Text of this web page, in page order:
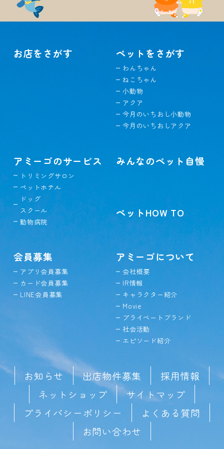
お店をさがす ペットをさがす
わんちゃん
ねこちゃん
小動物
アクア
今月のいちおし小動物
今月のいちおしアクア
アミーゴのサービス
トリミングサロン
ペットホテル
ドッグ
スクール
動物病院
みんなのペット自慢
ペットHOW TO
会員募集
アプリ会員募集
カード会員募集
LINE会員募集
アミーゴについて
会社概要
IR情報
キャラクター紹介
Movie
プライベートブランド
社会活動
エピソード紹介
お知らせ 出店物件募集
採用情報
ネットショップ
サイトマップ
プライバシーポリシー
よくある質問
お問い合わせ